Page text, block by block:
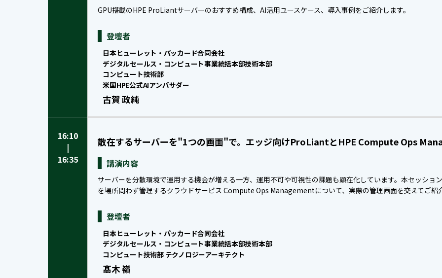
GPU搭載のHPE ProLiantサーバーのおすすめ構成、AI活用ユースケース、導入事例をご紹介します。
登壇者
日本ヒューレット・パッカード合同会社
デジタルセールス・コンピュート事業統括本部技術本部
コンピュート技術部
米国HPE公式AIアンバサダー
古賀 政純
16:10
|
16:35
散在するサーバーを"1つの画面"で。エッジ向けProLiantとHPE Compute Ops
講演内容
サーバーを分散環境で運用する機会が増える一方、運用不可や可視性の課題も顕在化しています。本セッシ
を場所問わず管理するクラウドサービス Compute Ops Managementについて、実際の管理画面を交えてご紹
登壇者
日本ヒューレット・パッカード合同会社
デジタルセールス・コンピュート事業統括本部技術本部
コンピュート技術部 テクノロジーアーキテクト
髙木 嶺